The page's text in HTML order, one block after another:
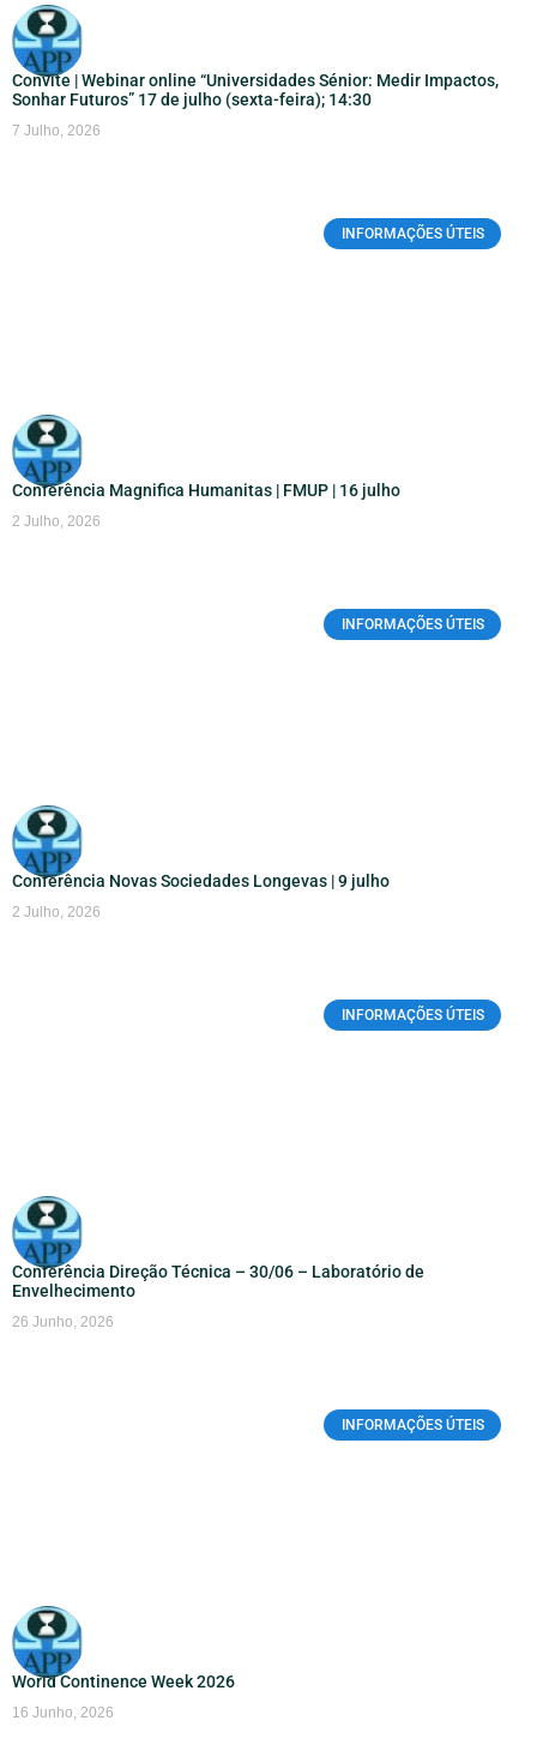
Convite | Webinar online “Universidades Sénior: Medir Impactos,
Sonhar Futuros” 17 de julho (sexta-feira); 14:30
7 Julho, 2026
INFORMAÇÕES ÚTEIS
Conferência Magnifica Humanitas | FMUP | 16 julho
2 Julho, 2026
INFORMAÇÕES ÚTEIS
Conferência Novas Sociedades Longevas | 9 julho
2 Julho, 2026
INFORMAÇÕES ÚTEIS
Conferência Direção Técnica – 30/06 – Laboratório de
Envelhecimento
26 Junho, 2026
INFORMAÇÕES ÚTEIS
World Continence Week 2026
16 Junho, 2026